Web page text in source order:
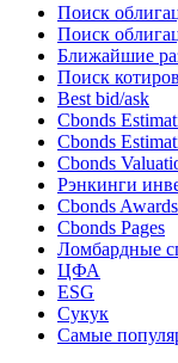
Поиск
Поиск
Ближайшие
Поиск
Best bid/ask
Cbonds
Cbonds
Cbonds
Рэнкинги
Cbonds Awards
Cbonds Pages
Ломбардные
ЦФА
ESG
Сукук
Самые